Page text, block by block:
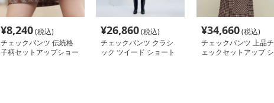
¥8,240(税込)
チェックパンツ 伝統格
子柄セットアップショー
¥26,860(税込)
チェックパンツ クラシ
ック ツイード ショート
¥34,660(税込)
チェックパンツ 上品チ
ェックセットアップ シ